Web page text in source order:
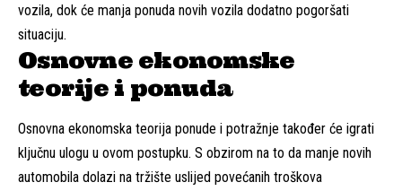
vozila, dok će manja ponuda novih vozila dodatno pogoršati
situaciju.
Osnovne ekonomske
teorije i ponuda
Osnovna ekonomska teorija ponude i potražnje također će igrati
ključnu ulogu u ovom postupku. S obzirom na to da manje novih
automobila dolazi na tržište uslijed povećanih troškova